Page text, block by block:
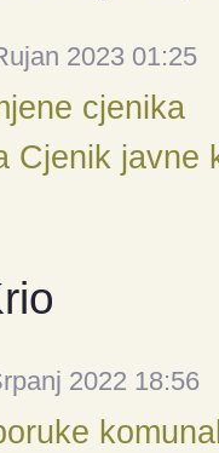
2023 01:25
cjenika
Cjenik javne
2022 18:56